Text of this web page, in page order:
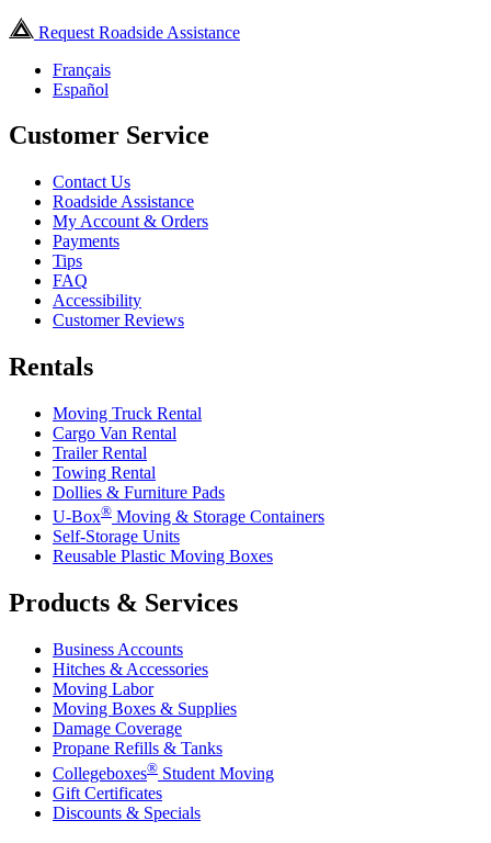
Request Roadside Assistance
Français
Español
Customer Service
Contact Us
Roadside Assistance
My Account & Orders
Payments
Tips
FAQ
Accessibility
Customer Reviews
Rentals
Moving Truck Rental
Cargo Van Rental
Trailer Rental
Towing Rental
Dollies & Furniture Pads
U-Box® Moving & Storage Containers
Self-Storage Units
Reusable Plastic Moving Boxes
Products & Services
Business Accounts
Hitches & Accessories
Moving Labor
Moving Boxes & Supplies
Damage Coverage
Propane Refills & Tanks
Collegeboxes® Student Moving
Gift Certificates
Discounts & Specials